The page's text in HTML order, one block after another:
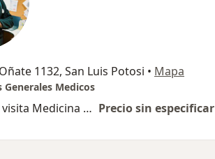
1132, San Luis Potosi • Mapa
Generales Medicos
Primera visita Medicina General Precio sin especificar